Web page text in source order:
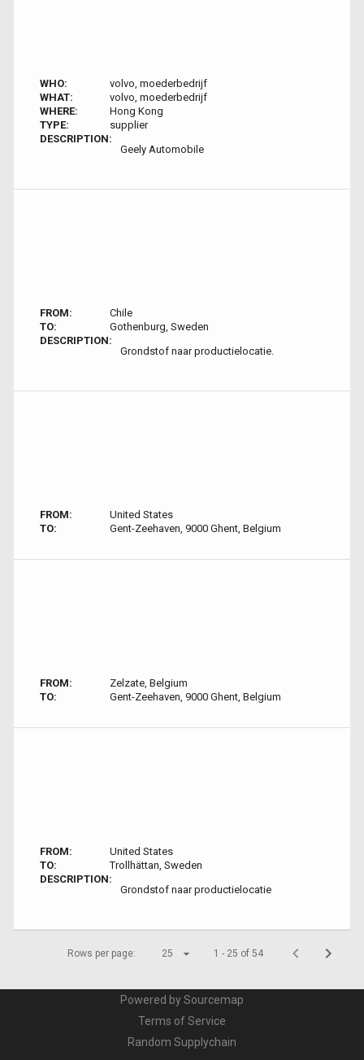
WHO:
volvo, moederbedrijf
WHAT:
volvo, moederbedrijf
WHERE:
Hong Kong
TYPE:
supplier
DESCRIPTION:
Geely Automobile
FROM:
Chile
TO:
Gothenburg, Sweden
DESCRIPTION:
Grondstof naar productielocatie.
FROM:
United States
TO:
Gent-Zeehaven, 9000 Ghent, Belgium
FROM:
Zelzate, Belgium
TO:
Gent-Zeehaven, 9000 Ghent, Belgium
FROM:
United States
TO:
Trollhättan, Sweden
DESCRIPTION:
Grondstof naar productielocatie
Rows per page: 25 1 - 25 of 54
Powered by Sourcemap
Terms of Service
Random Supplychain